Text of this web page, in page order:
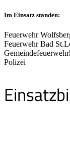
Im Einsatz standen:
Feuerwehr
Feuerwehr Bad
Polizei